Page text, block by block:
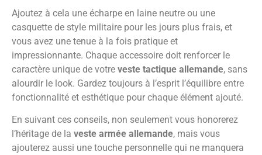
Ajoutez à cela une écharpe en laine neutre ou une
casquette de style militaire pour les jours plus frais, et
vous avez une tenue à la fois pratique et
impressionnante. Chaque accessoire doit renforcer le
caractère unique de votre veste tactique allemande, sans
alourdir le look. Gardez toujours à l’esprit l’équilibre entre
fonctionnalité et esthétique pour chaque élément ajouté.
En suivant ces conseils, non seulement vous honorerez
l’héritage de la veste armée allemande, mais vous
ajouterez aussi une touche personnelle qui ne manquera